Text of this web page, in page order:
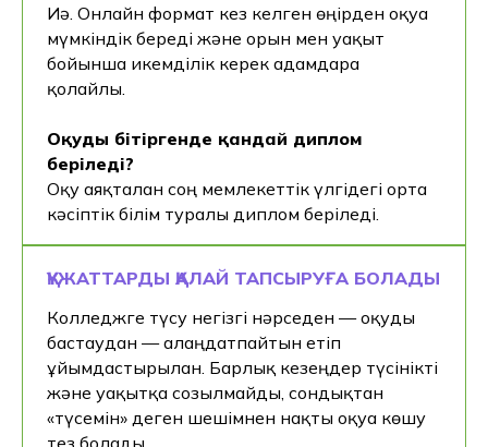
Иә. Онлайн формат кез келген өңірден оқуға
мүмкіндік береді және орын мен уақыт
бойынша икемділік керек адамдарға
қолайлы.
Оқуды бітіргенде қандай диплом
беріледі?
Оқу аяқталған соң мемлекеттік үлгідегі орта
кәсіптік білім туралы диплом беріледі.
ҚҰЖАТТАРДЫ ҚАЛАЙ ТАПСЫРУҒА БОЛАДЫ
Колледжге түсу негізгі нәрседен — оқуды
бастаудан — алаңдатпайтын етіп
ұйымдастырылған. Барлық кезеңдер түсінікті
және уақытқа созылмайды, сондықтан
«түсемін» деген шешімнен нақты оқуға көшу
тез болады.